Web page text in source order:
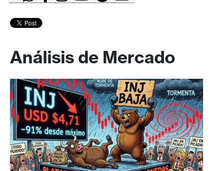
Análisis de Mercado